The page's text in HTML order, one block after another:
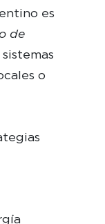
es
de
o